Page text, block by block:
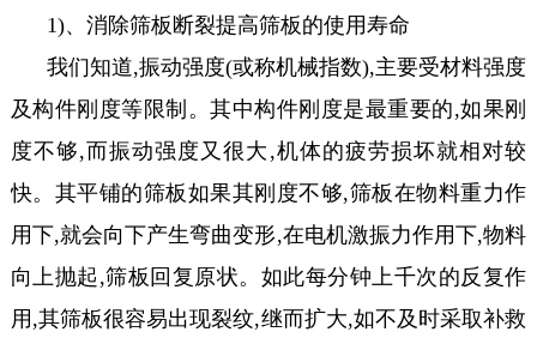
1)、消除筛板断裂提高筛板的使用寿命
我们知道,振动强度(或称机械指数),主要受材料强度
及构件刚度等限制。其中构件刚度是最重要的,如果刚
度不够,而振动强度又很大,机体的疲劳损坏就相对较
快。其平铺的筛板如果其刚度不够,筛板在物料重力作
用下,就会向下产生弯曲变形,在电机激振力作用下,物料
向上抛起,筛板回复原状。如此每分钟上千次的反复作
用,其筛板很容易出现裂纹,继而扩大,如不及时采取补救